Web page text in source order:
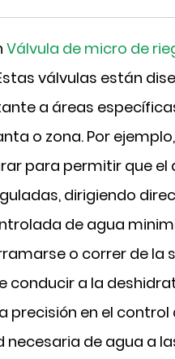
Válvula de micro de
válvulas están
a áreas
o zona. Por
para permitir que el
dirigiendo
de agua
o correr de la
conducir a la
precisión en el
de agua a